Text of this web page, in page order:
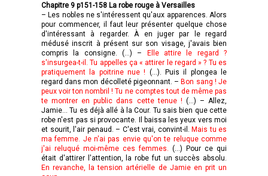
Chapitre 9 p151-158 La robe rouge à Versailles
– Les nobles ne s'intéressent qu'aux apparences. Alors
pour commencer, il faut leur présenter quelque chose
d'intéressant à regarder. À en juger par le regard
médusé inscrit à présent sur son visage, j'avais bien
compris la consigne. (…) – Elle attire le regard ?
s'insurgea-t-il. Tu appelles ça « attirer le regard » ? Tu es
pratiquement la poitrine nue ! (…). Puis il plongea le
regard dans mon décolleté pigeonnant. –Bon sang ! Je
peux voir ton nombril ! Tu ne comptes tout de même pas
te montrer en public dans cette tenue !(…) – Allez,
Jamie... Tu es déjà allé à la Cour. Tu sais bien que cette
robe n'est pas si provocante. Il baissa les yeux vers moi
et sourit, l'air penaud. – C'est vrai, convint-il. Mais tu es
ma femme. Je n'ai pas envie qu'on te reluque comme
j'ai reluqué moi-même ces femmes. (…) Pour ce qui
était d'attirer l'attention, la robe fut un succès absolu.
En revanche, la tension artérielle de Jamie en prit un